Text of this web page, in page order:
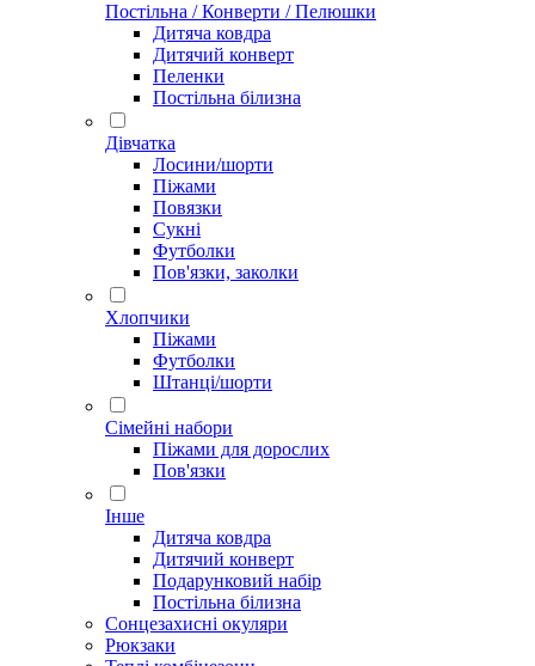
Постільна / Конверти / Пелюшки
Дитяча ковдра
Дитячий конверт
Пеленки
Постільна білизна
Дівчатка
Лосини/шорти
Піжами
Повязки
Сукні
Футболки
Пов'язки, заколки
Хлопчики
Піжами
Футболки
Штанці/шорти
Сімейні набори
Піжами для дорослих
Пов'язки
Інше
Дитяча ковдра
Дитячий конверт
Подарунковий набір
Постільна білизна
Сонцезахисні окуляри
Рюкзаки